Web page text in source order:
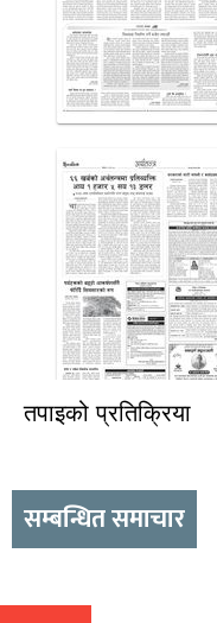
तपाइको प्रतिक्रिया
सम्बन्धित समाचार